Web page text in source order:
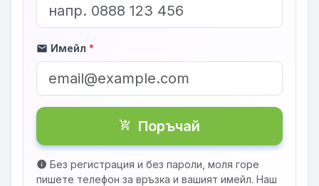
mail Имейл *
shopping_cart_checkout Поръчай
info Без регистрация и без пароли, моля горе
пишете телефон за връзка и вашият имейл. Наш